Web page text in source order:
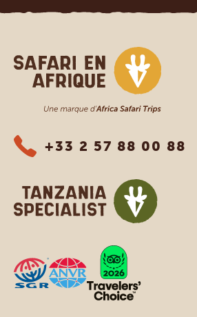
Safari en Afrique
+33 2 57 88 00 88